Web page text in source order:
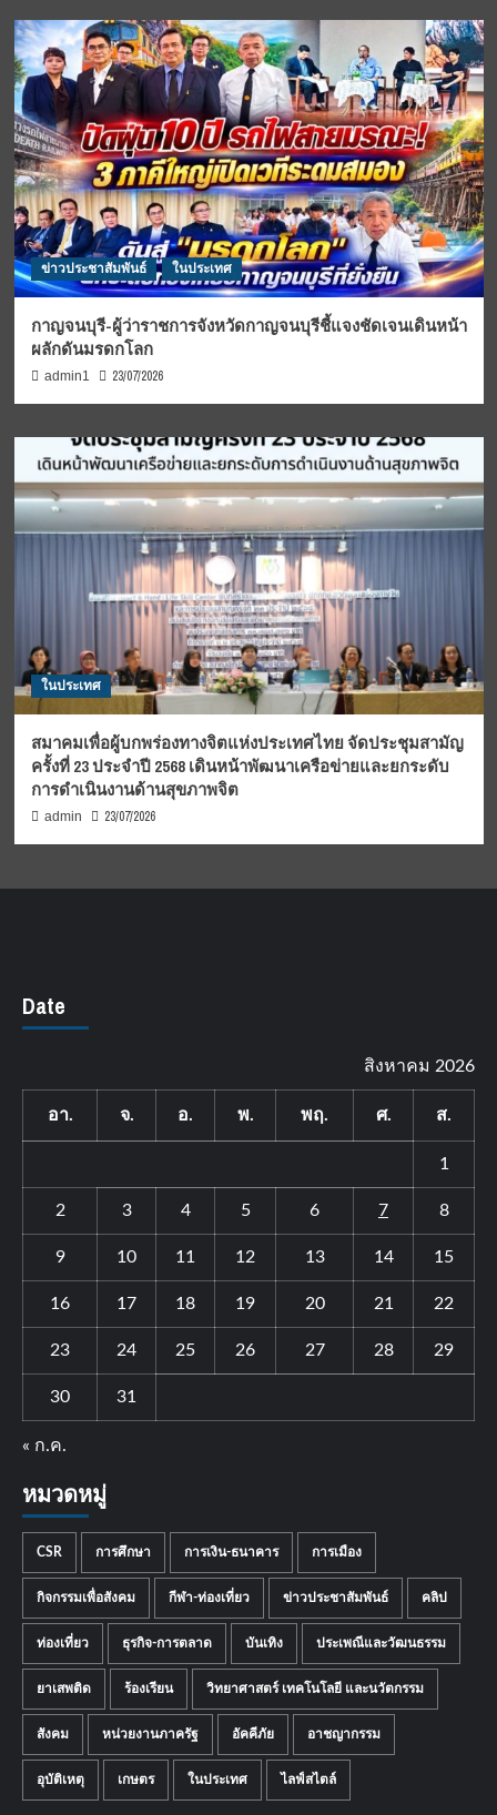
ข่าวประชาสัมพันธ์ ในประเทศ
กาญจนบุรี-ผู้ว่าราชการจังหวัดกาญจนบุรีชี้แจงชัดเจนเดินหน้า
ผลักดันมรดกโลก
admin1 23/07/2026
ในประเทศ
สมาคมเพื่อผู้บกพร่องทางจิตแห่งประเทศไทย จัดประชุมสามัญ
ครั้งที่ 23 ประจำปี 2568 เดินหน้าพัฒนาเครือข่ายและยกระดับ
การดำเนินงานด้านสุขภาพจิต
admin 23/07/2026
Date
สิงหาคม 2026
อา. จ. อ. พ. พฤ. ศ. ส.
1
2 3 4 5 6 7 8
9 10 11 12 13 14 15
16 17 18 19 20 21 22
23 24 25 26 27 28 29
30 31
« ก.ค.
หมวดหมู่
CSR การศึกษา การเงิน-ธนาคาร การเมือง
กิจกรรมเพื่อสังคม กีฬา-ท่องเที่ยว ข่าวประชาสัมพันธ์ คลิป
ท่องเที่ยว ธุรกิจ-การตลาด บันเทิง ประเพณีและวัฒนธรรม
ยาเสพติด ร้องเรียน วิทยาศาสตร์ เทคโนโลยี และนวัตกรรม
สังคม หน่วยงานภาครัฐ อัคคีภัย อาชญากรรม
อุบัติเหตุ เกษตร ในประเทศ ไลฟ์สไตล์